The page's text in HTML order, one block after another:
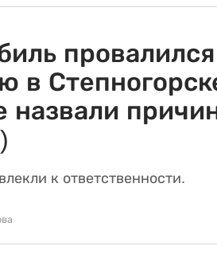
в
назвали
к ответственности.